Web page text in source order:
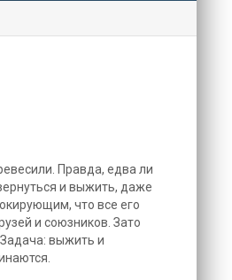
Правда, едва ли
и выжить, даже
что все его
и союзников. Зато
выжить и